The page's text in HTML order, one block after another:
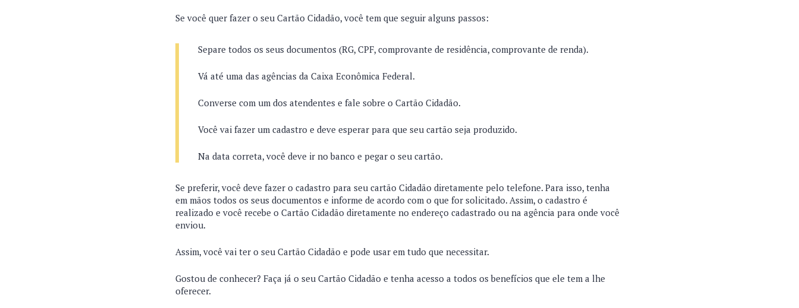
Se você quer fazer o seu Cartão Cidadão, você tem que seguir alguns passos:
Separe todos os seus documentos (RG, CPF, comprovante de residência, comprovante de renda).
Vá até uma das agências da Caixa Econômica Federal.
Converse com um dos atendentes e fale sobre o Cartão Cidadão.
Você vai fazer um cadastro e deve esperar para que seu cartão seja produzido.
Na data correta, você deve ir no banco e pegar o seu cartão.
Se preferir, você deve fazer o cadastro para seu cartão Cidadão diretamente pelo telefone. Para isso, tenha
em mãos todos os seus documentos e informe de acordo com o que for solicitado. Assim, o cadastro é
realizado e você recebe o Cartão Cidadão diretamente no endereço cadastrado ou na agência para onde você
enviou.
Assim, você vai ter o seu Cartão Cidadão e pode usar em tudo que necessitar.
Gostou de conhecer? Faça já o seu Cartão Cidadão e tenha acesso a todos os benefícios que ele tem a lhe
oferecer.